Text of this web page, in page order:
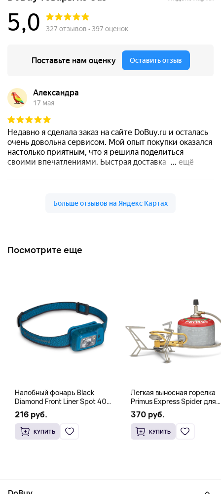
Посмотрите еще
Налобный фонарь Black
Diamond Front Liner Spot 400-
R Azul, синий
216 руб.
КУПИТЬ
Легкая выносная горелка
Primus Express Spider для
быстрого кипячения,
стальной
370 руб.
КУПИТЬ